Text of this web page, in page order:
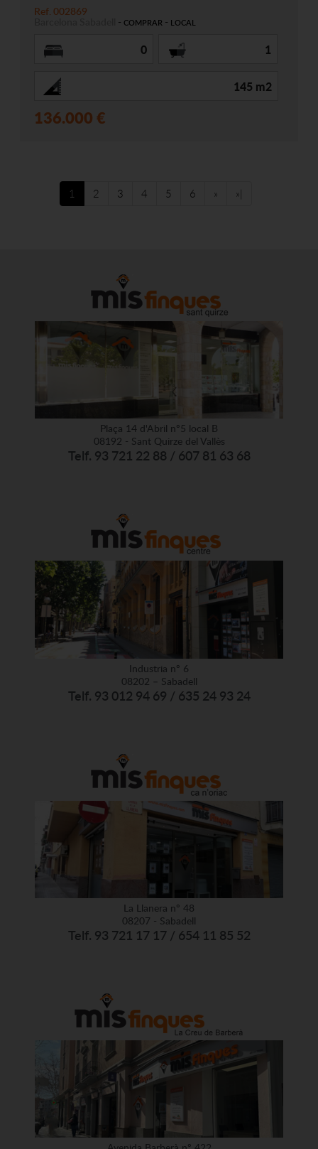
Ref. 002869
- COMPRAR - LOCAL
0 1
145 m2
136.000 €
1 2 3 4 5 6 » »|
Plaça 14 d'Abril nº5 local B
08192 - Sant Quirze del Vallès
Telf. 93 721 22 88 / 607 81 63 68
Industria nº 6
08202 – Sabadell
Telf. 93 012 94 69 / 635 24 93 24
La Llanera nº 48
08207 - Sabadell
Telf. 93 721 17 17 / 654 11 85 52